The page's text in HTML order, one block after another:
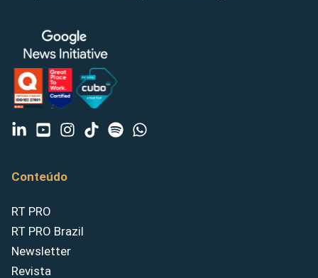
Conteúdo
RT PRO
RT PRO Brazil
Newsletter
Revista